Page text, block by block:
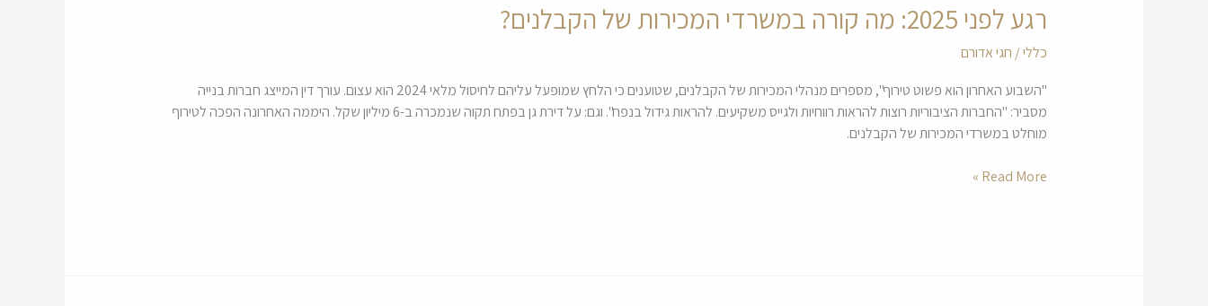
רגע לפני 2025: מה קורה במשרדי המכירות של הקבלנים?
כללי/ חגי אדורם
"השבוע האחרון הוא פשוט טירוף", מספרים מנהלי המכירות של הקבלנים, שטוענים כי הלחץ שמופעל עליהם לחיסול מלאי 2024 הוא עצום. עורך דין המייצג חברות בנייה
מסביר: "החברות הציבוריות רוצות להראות רווחיות ולגייס משקיעים. להראות גידול בנפח". וגם: על דירת גן בפתח תקוה שנמכרה ב-6 מיליון שקל. היממה האחרונה הפכה לטירוף
מוחלט במשרדי המכירות של הקבלנים.
רגע
לפני
2025:
קורה
במשרדי
המכירות
הקבלנים?
Read More »